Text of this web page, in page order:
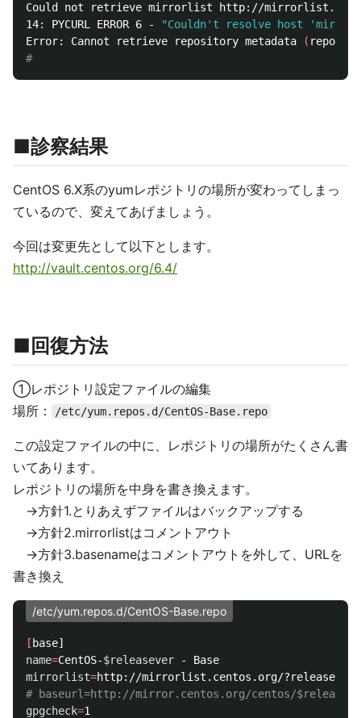
Could not retrieve mirrorlist http://
14: PYCURL ERROR 6 -
"Couldn't resolve host
Error: Cannot retrieve repository metadata
(
#
■診察結果
CentOS 6.X系のyumレポジトリの場所が変わってしまっ
ているので、変えてあげましょう。
今回は変更先として以下とします。
http://vault.centos.org/6.4/
■回復方法
①レポジトリ設定ファイルの編集
場所：
/etc/yum.repos.d/CentOS-Base.repo
この設定ファイルの中に、レポジトリの場所がたくさん書
いてあります。
レポジトリの場所を中身を書き換えます。
→方針1.とりあえずファイルはバックアップする
→方針2.mirrorlistはコメントアウト
→方針3.basenameはコメントアウトを外して、URLを
書き換え
/etc/yum.repos.d/CentOS-Base.repo
[
name=CentOS-$releasever
mirrorlist=http://mirrorlist.centos.org/?release
# baseurl=http://mirror.centos.org/centos/
gpgcheck=